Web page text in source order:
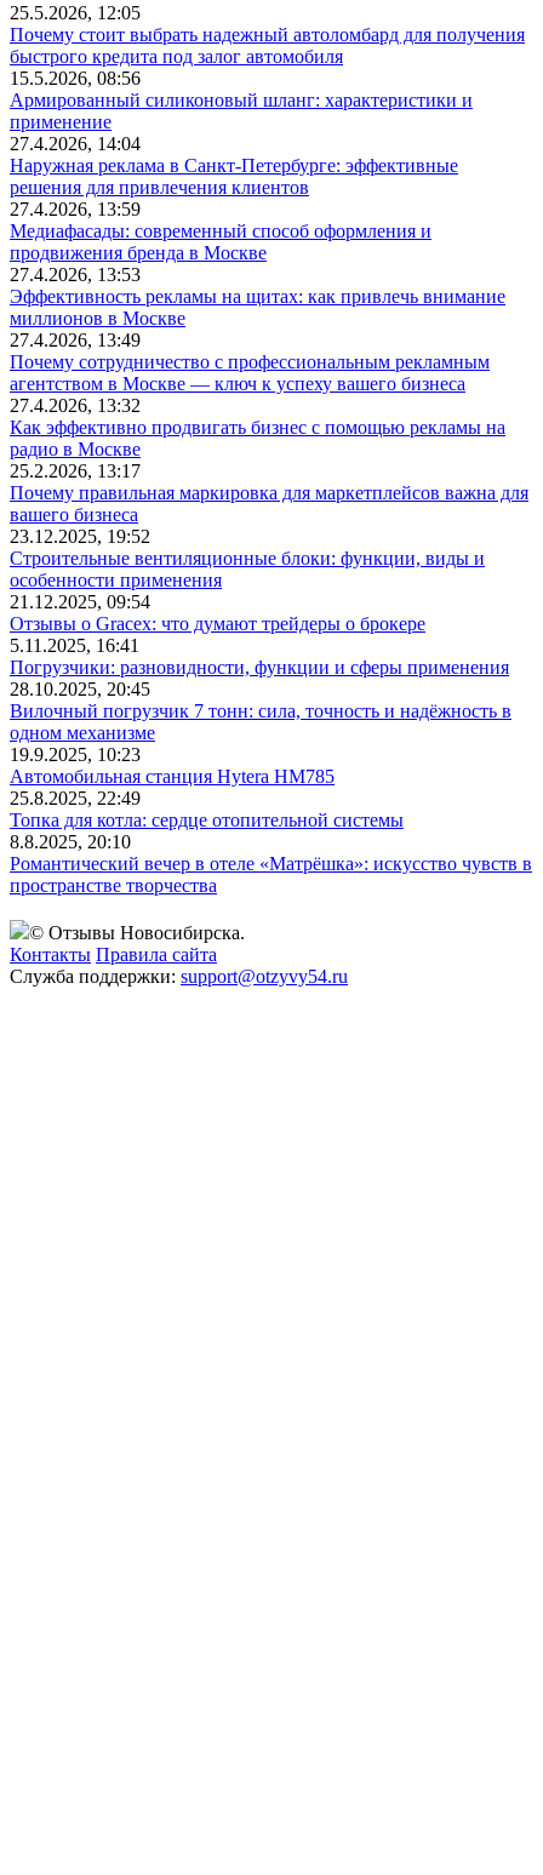
25.5.2026, 12:05
Почему стоит выбрать надежный автоломбард для получения
быстрого кредита под залог автомобиля
15.5.2026, 08:56
Армированный силиконовый шланг: характеристики и
применение
27.4.2026, 14:04
Наружная реклама в Санкт-Петербурге: эффективные
решения для привлечения клиентов
27.4.2026, 13:59
Медиафасады: современный способ оформления и
продвижения бренда в Москве
27.4.2026, 13:53
Эффективность рекламы на щитах: как привлечь внимание
миллионов в Москве
27.4.2026, 13:49
Почему сотрудничество с профессиональным рекламным
агентством в Москве — ключ к успеху вашего бизнеса
27.4.2026, 13:32
Как эффективно продвигать бизнес с помощью рекламы на
радио в Москве
25.2.2026, 13:17
Почему правильная маркировка для маркетплейсов важна для
вашего бизнеса
23.12.2025, 19:52
Строительные вентиляционные блоки: функции, виды и
особенности применения
21.12.2025, 09:54
Отзывы о Gracex: что думают трейдеры о брокере
5.11.2025, 16:41
Погрузчики: разновидности, функции и сферы применения
28.10.2025, 20:45
Вилочный погрузчик 7 тонн: сила, точность и надёжность в
одном механизме
19.9.2025, 10:23
Автомобильная станция Hytera HM785
25.8.2025, 22:49
Топка для котла: сердце отопительной системы
8.8.2025, 20:10
Романтический вечер в отеле «Матрёшка»: искусство чувств в
пространстве творчества
© Отзывы Новосибирска.
Контакты Правила сайта
Служба поддержки: support@otzyvy54.ru